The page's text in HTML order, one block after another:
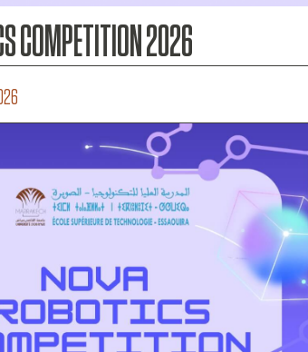
COMPETITION 2026